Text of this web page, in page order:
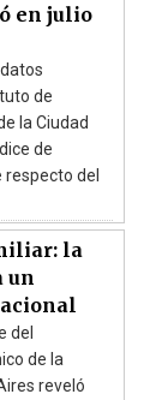
en julio
de
la Ciudad
de
respecto del
la
un
del
de la
reveló